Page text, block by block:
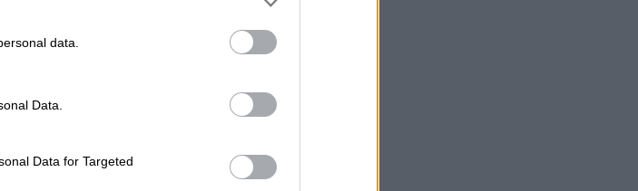
data.
Data.
Data for Targeted
όπως
Υπουργείο
ο νέος γύρος